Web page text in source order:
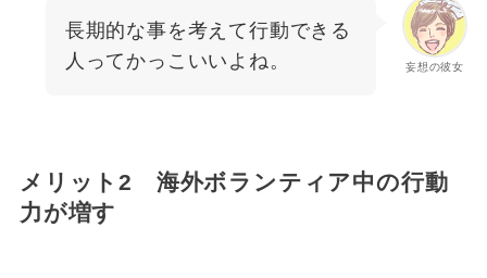
妄想の彼女
長期的な事を考えて行動できる
人ってかっこいいよね。
メリット2 海外ボランティア中の行動
力が増す